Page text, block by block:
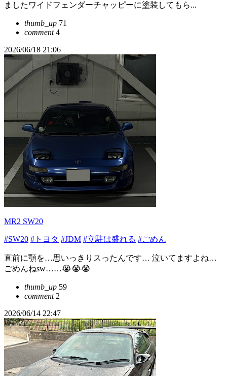
ましたワイドフェンダーチャッピーに塗装してもら...
thumb_up 71
comment4
2026/06/18 21:06
MR2 SW20
#SW20 #トヨタ #JDM #立駐は盛れる #ごめん
直前に顎を…思いっきりスったんです… 泣いてますよね…
ごめんねsw……😭😭😭
thumb_up 59
comment2
2026/06/14 22:47